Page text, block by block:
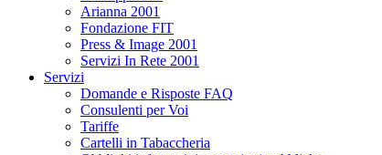
Arianna 2001
Fondazione FIT
Press & Image 2001
Servizi In Rete 2001
Servizi
Domande e Risposte FAQ
Consulenti per Voi
Tariffe
Cartelli in Tabaccheria